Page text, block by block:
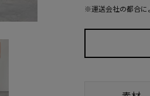
※運送会社の都合に